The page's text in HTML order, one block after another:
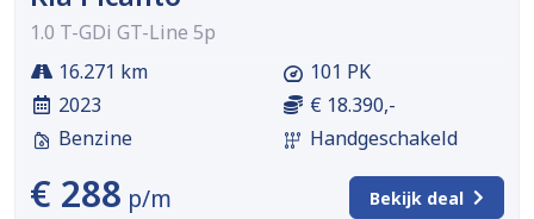
1.0 T-GDi GT-Line 5p
16.271 km
2023
Benzine
101 PK
€ 18.390,-
Handgeschakeld
€ 288 p/m Bekijk deal